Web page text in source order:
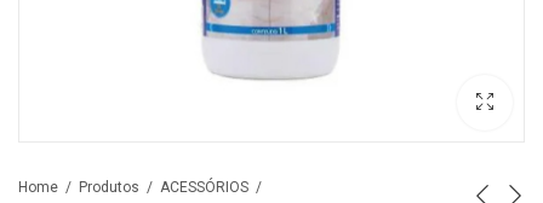
Home Produtos ACESSÓRIOS